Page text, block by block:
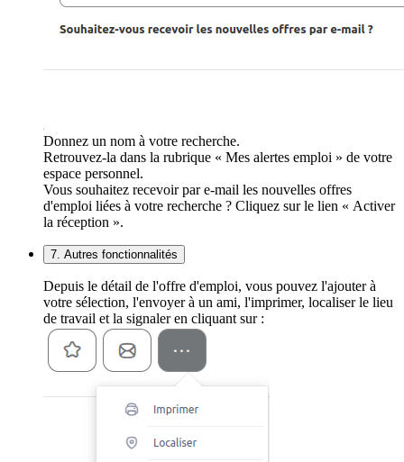
Donnez un nom à votre recherche.
Retrouvez-la dans la rubrique « Mes alertes emploi » de votre
espace personnel.
Vous souhaitez recevoir par e-mail les nouvelles offres
d'emploi liées à votre recherche ? Cliquez sur le lien « Activer
la réception ».
7. Autres fonctionnalités
Depuis le détail de l'offre d'emploi, vous pouvez l'ajouter à
votre sélection, l'envoyer à un ami, l'imprimer, localiser le lieu
de travail et la signaler en cliquant sur :